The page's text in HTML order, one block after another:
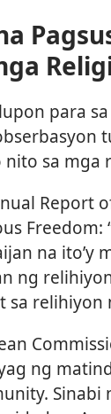
para
sa mga
Report
Freedom:
na ito’y
ng
relihiyon
ng